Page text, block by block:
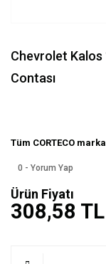
Chevrolet Kalos
Contası
Tüm CORTECO
0 - Yorum Yap
Ürün Fiyatı
308,58 TL